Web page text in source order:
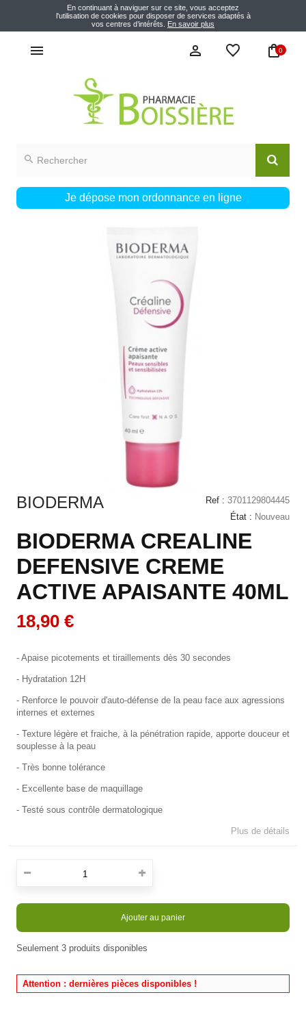
En continuant à naviguer sur ce site, vous acceptez
l'utilisation de cookies pour disposer de services adaptés à
vos centres d’intérêts. En savoir plus
0
Je dépose mon ordonnance en ligne
BIODERMA Ref : 3701129804445
État : Nouveau
BIODERMA CREALINE
DEFENSIVE CREME
ACTIVE APAISANTE 40ML
18,90 €
- Apaise picotements et tiraillements dès 30 secondes
- Hydratation 12H
- Renforce le pouvoir d'auto-défense de la peau face aux agressions
internes et externes
- Texture légère et fraiche, à la pénétration rapide, apporte douceur et
souplesse à la peau
- Très bonne tolérance
- Excellente base de maquillage
- Testé sous contrôle dermatologique
Plus de détails
Ajouter au panier
Seulement 3 produits disponibles
Attention : dernières pièces disponibles !